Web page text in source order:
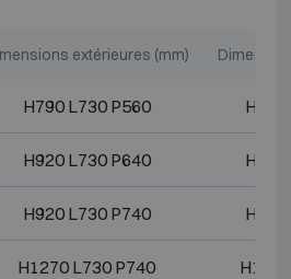
extérieures (mm)
H790 L730 P560 H620
H920 L730 P640 H750
H920 L730 P740 H750
H1270 L730 P740